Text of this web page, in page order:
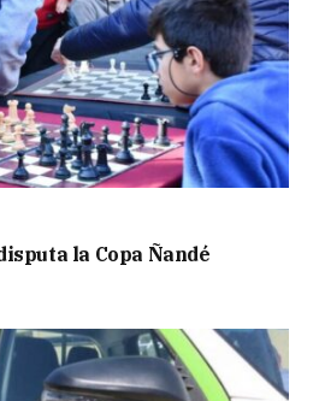
la Copa Ñandé